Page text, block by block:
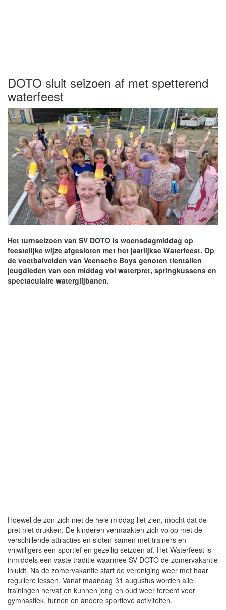
DOTO sluit seizoen af met spetterend
waterfeest
Het turnseizoen van SV DOTO is woensdagmiddag op
feestelijke wijze afgesloten met het jaarlijkse Waterfeest. Op
de voetbalvelden van Veensche Boys genoten tientallen
jeugdleden van een middag vol waterpret, springkussens en
spectaculaire waterglijbanen.
Hoewel de zon zich niet de hele middag liet zien, mocht dat de
pret niet drukken. De kinderen vermaakten zich volop met de
verschillende attracties en sloten samen met trainers en
vrijwilligers een sportief en gezellig seizoen af. Het Waterfeest is
inmiddels een vaste traditie waarmee SV DOTO de zomervakantie
inluidt. Na de zomervakantie start de vereniging weer met haar
reguliere lessen. Vanaf maandag 31 augustus worden alle
trainingen hervat en kunnen jong en oud weer terecht voor
gymnastiek, turnen en andere sportieve activiteiten.